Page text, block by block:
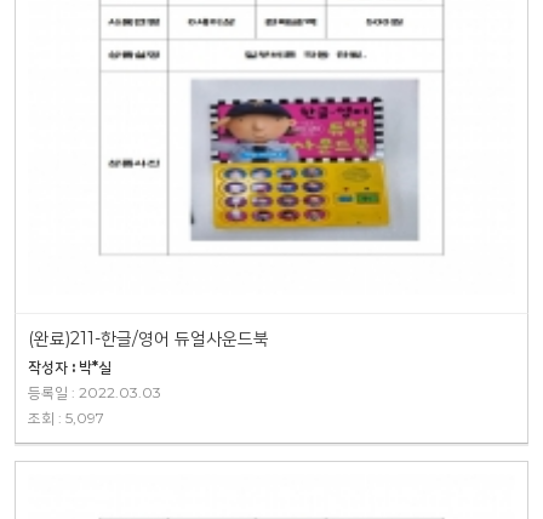
(완료)211-한글/영어 듀얼사운드북
작성자 : 박*실
등록일 : 2022.03.03
조회 : 5,097